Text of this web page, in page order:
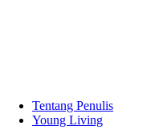
Tentang Penulis
Young Living